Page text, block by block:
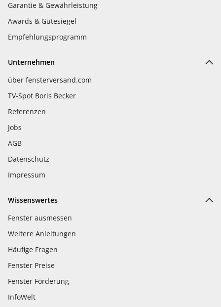
Garantie & Gewährleistung
Awards & Gütesiegel
Empfehlungsprogramm
Unternehmen
über fensterversand.com
TV-Spot Boris Becker
Referenzen
Jobs
AGB
Datenschutz
Impressum
Wissenswertes
Fenster ausmessen
Weitere Anleitungen
Häufige Fragen
Fenster Preise
Fenster Förderung
InfoWelt